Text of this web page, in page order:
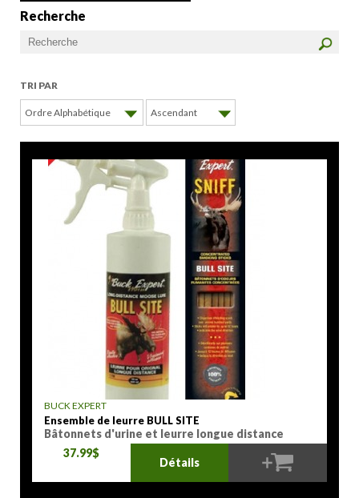
Recherche
TRI PAR
BUCK EXPERT
Ensemble de leurre BULL SITE
Bâtonnets d'urine et leurre longue distance
37.99$
Détails